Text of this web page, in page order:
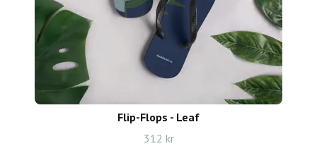
Flip-Flops - Leaf
312 kr